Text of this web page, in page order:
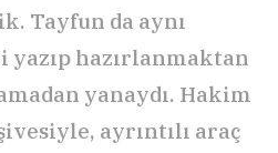
Tayfun da aynı
yazıp hazırlanmaktan
yanaydı. Hakim
ayrıntılı araç